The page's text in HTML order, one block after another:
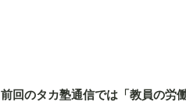
前回のタカ塾通信では「教員の労